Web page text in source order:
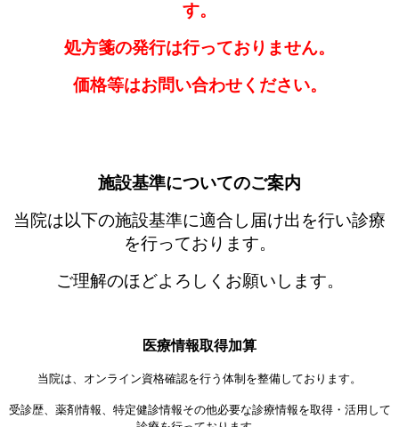
す。
処方箋の発行は行っておりません。
価格等はお問い合わせください。
施設基準についてのご案内
当院は以下の施設基準に適合し届け出を行い診療
を行っております。
ご理解のほどよろしくお願いします。
医療情報取得加算
当院は、オンライン資格確認を行う体制を整備しております。
受診歴、薬剤情報、特定健診情報その他必要な診療情報を取得・活用して